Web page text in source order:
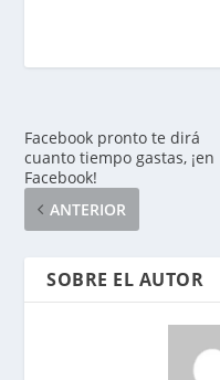
Facebook pronto te dirá
cuanto tiempo gastas, ¡en
Facebook!
ANTERIOR
SOBRE EL AUTOR